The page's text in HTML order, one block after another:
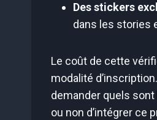
Des stickers
dans les stories
Le coût de cette
modalité
demander quels
ou non d’intégrer ce